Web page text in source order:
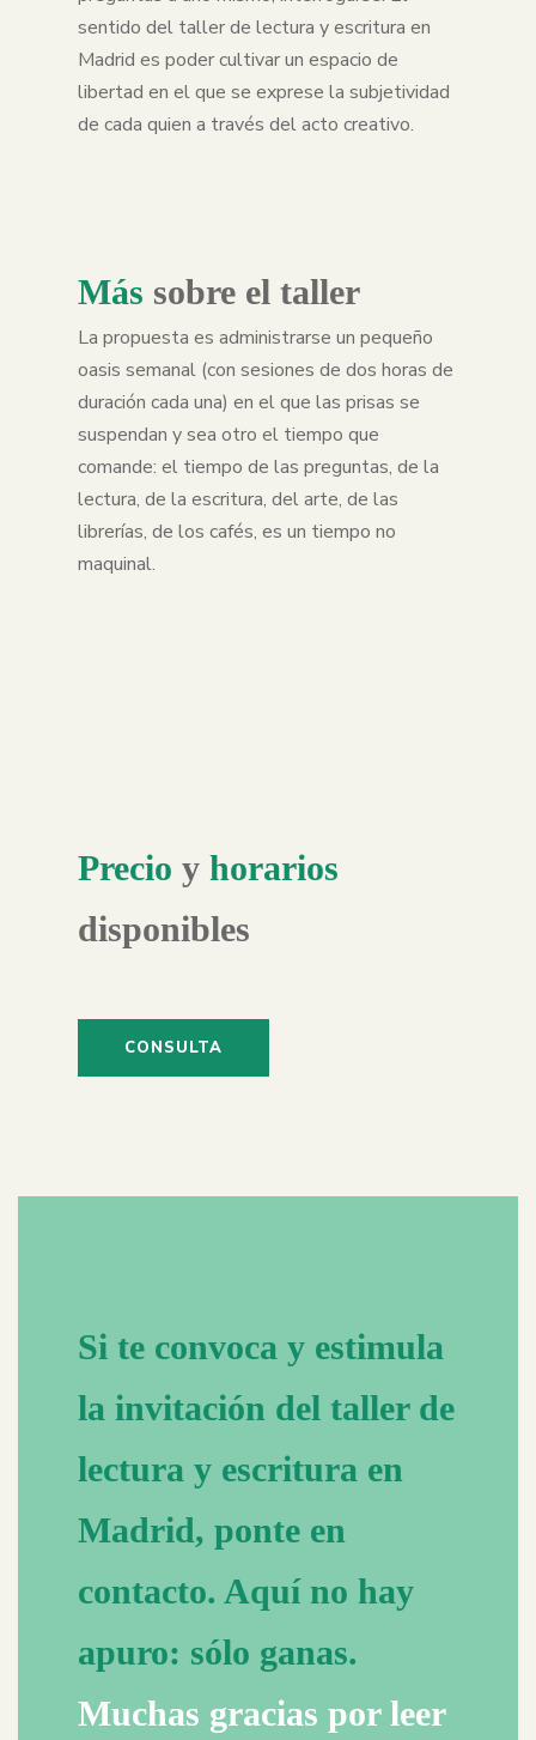
sentido del taller de lectura y escritura en
Madrid es poder cultivar un espacio de
libertad en el que se exprese la subjetividad
de cada quien a través del acto creativo.
Más sobre el taller
La propuesta es administrarse un pequeño
oasis semanal (con sesiones de dos horas de
duración cada una) en el que las prisas se
suspendan y sea otro el tiempo que
comande: el tiempo de las preguntas, de la
lectura, de la escritura, del arte, de las
librerías, de los cafés, es un tiempo no
maquinal.
Precio y horarios
disponibles
CONSULTA
Si te convoca y estimula
la invitación del taller de
lectura y escritura en
Madrid, ponte en
contacto. Aquí no hay
apuro: sólo ganas.
Muchas gracias por leer